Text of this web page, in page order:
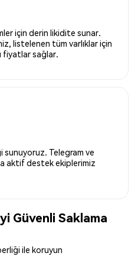
için derin likidite sunar.
listelenen tüm varlıklar için
fiyatlar sağlar.
Telegram ve
aktif destek ekiplerimiz
Güvenli Saklama
ile koruyun